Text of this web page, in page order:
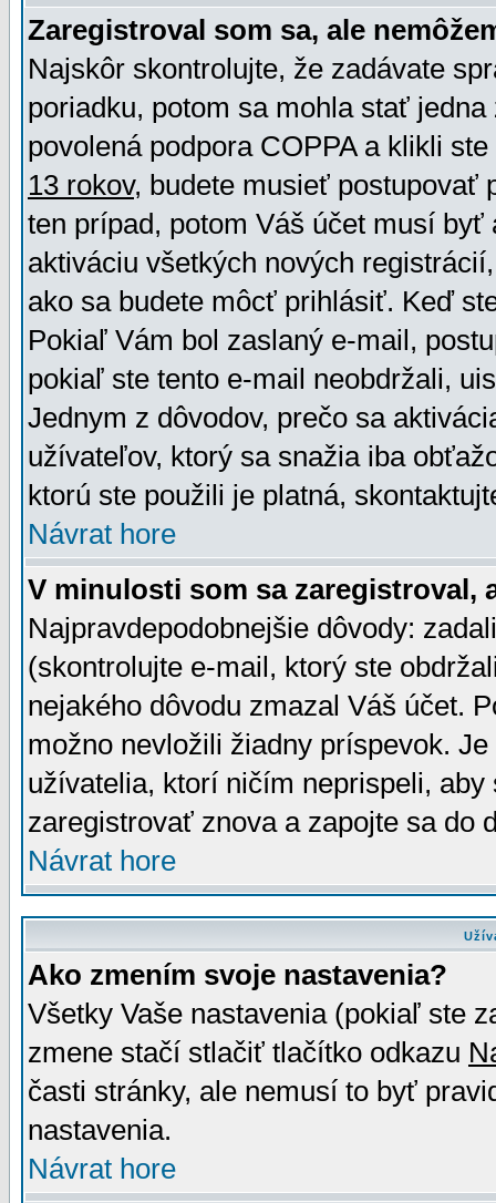
Zaregistroval som sa, ale
Najskôr skontrolujte, že zadávate
poriadku, potom sa mohla stať
povolená podpora COPPA a klikli
13 rokov, budete musieť postupovať
ten prípad, potom Váš účet musí
aktiváciu všetkých nových
ako sa budete môcť prihlásiť. Keď
Pokiaľ Vám bol zaslaný e-mail,
pokiaľ ste tento e-mail neobdržali,
Jednym z dôvodov, prečo sa
užívateľov, ktorý sa snažia iba
ktorú ste použili je platná,
Návrat hore
V minulosti som sa zaregistroval,
Najpravdepodobnejšie dôvody:
(skontrolujte e-mail, ktorý ste
nejakého dôvodu zmazal Váš účet.
možno nevložili žiadny príspevok.
užívatelia, ktorí ničím neprispeli,
zaregistrovať znova a zapojte sa do
Návrat hore
Ako zmením svoje nastavenia?
Všetky Vaše nastavenia (pokiaľ ste
zmene stačí stlačiť tlačítko odkazu
časti stránky, ale nemusí to byť
nastavenia.
Návrat hore